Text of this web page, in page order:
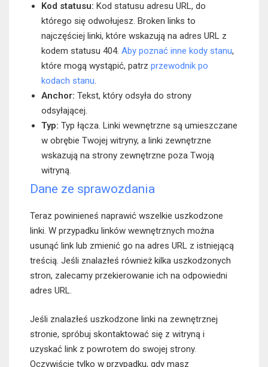
Kod statusu: Kod statusu adresu URL, do
którego się odwołujesz. Broken links to
najczęściej linki, które wskazują na adres URL z
kodem statusu 404. Aby poznać inne kody stanu,
które mogą wystąpić, patrz przewodnik po
kodach stanu.
Anchor: Tekst, który odsyła do strony
odsyłającej.
Typ: Typ łącza. Linki wewnętrzne są umieszczane
w obrębie Twojej witryny, a linki zewnętrzne
wskazują na strony zewnętrzne poza Twoją
witryną.
Dane ze sprawozdania
Teraz powinieneś naprawić wszelkie uszkodzone
linki. W przypadku linków wewnętrznych można
usunąć link lub zmienić go na adres URL z istniejącą
treścią. Jeśli znalazłeś również kilka uszkodzonych
stron, zalecamy przekierowanie ich na odpowiedni
adres URL.
Jeśli znalazłeś uszkodzone linki na zewnętrznej
stronie, spróbuj skontaktować się z witryną i
uzyskać link z powrotem do swojej strony.
Oczywiście tylko w przypadku, gdy masz